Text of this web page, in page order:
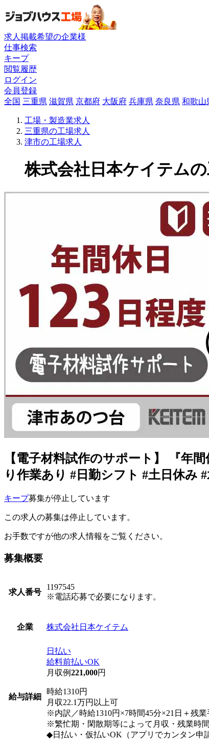
求人掲載希望の企業様
仕事検索
キープ
閲覧履歴
ログイン
会員登録
全国 三重県 滋賀県 京都府 大阪府 兵庫県 奈良県 和歌山
工場・製造業求人
三重県の工場求人
津市の工場求人
株式会社日本ケイテムの
【電子材料試作のサポート】 『年
り作業あり #日勤シフト #土日休み
キープ募集が停止しています
この求人の募集は停止しています。
お手数ですが他の求人情報をご覧ください。
募集概要
求人番号
1197545
※電話応募で必要になります。
企業 株式会社日本ケイテム
給与詳細
日払い
給料前払いOK
月収例221,000円
時給1310円
月収22.1万円以上可
※内訳／時給1310円×7時間45分×21日＋残業
※繁忙期・閑散期等によって月収・残業時
◆日払い・仮払いOK（アプリでカンタン申